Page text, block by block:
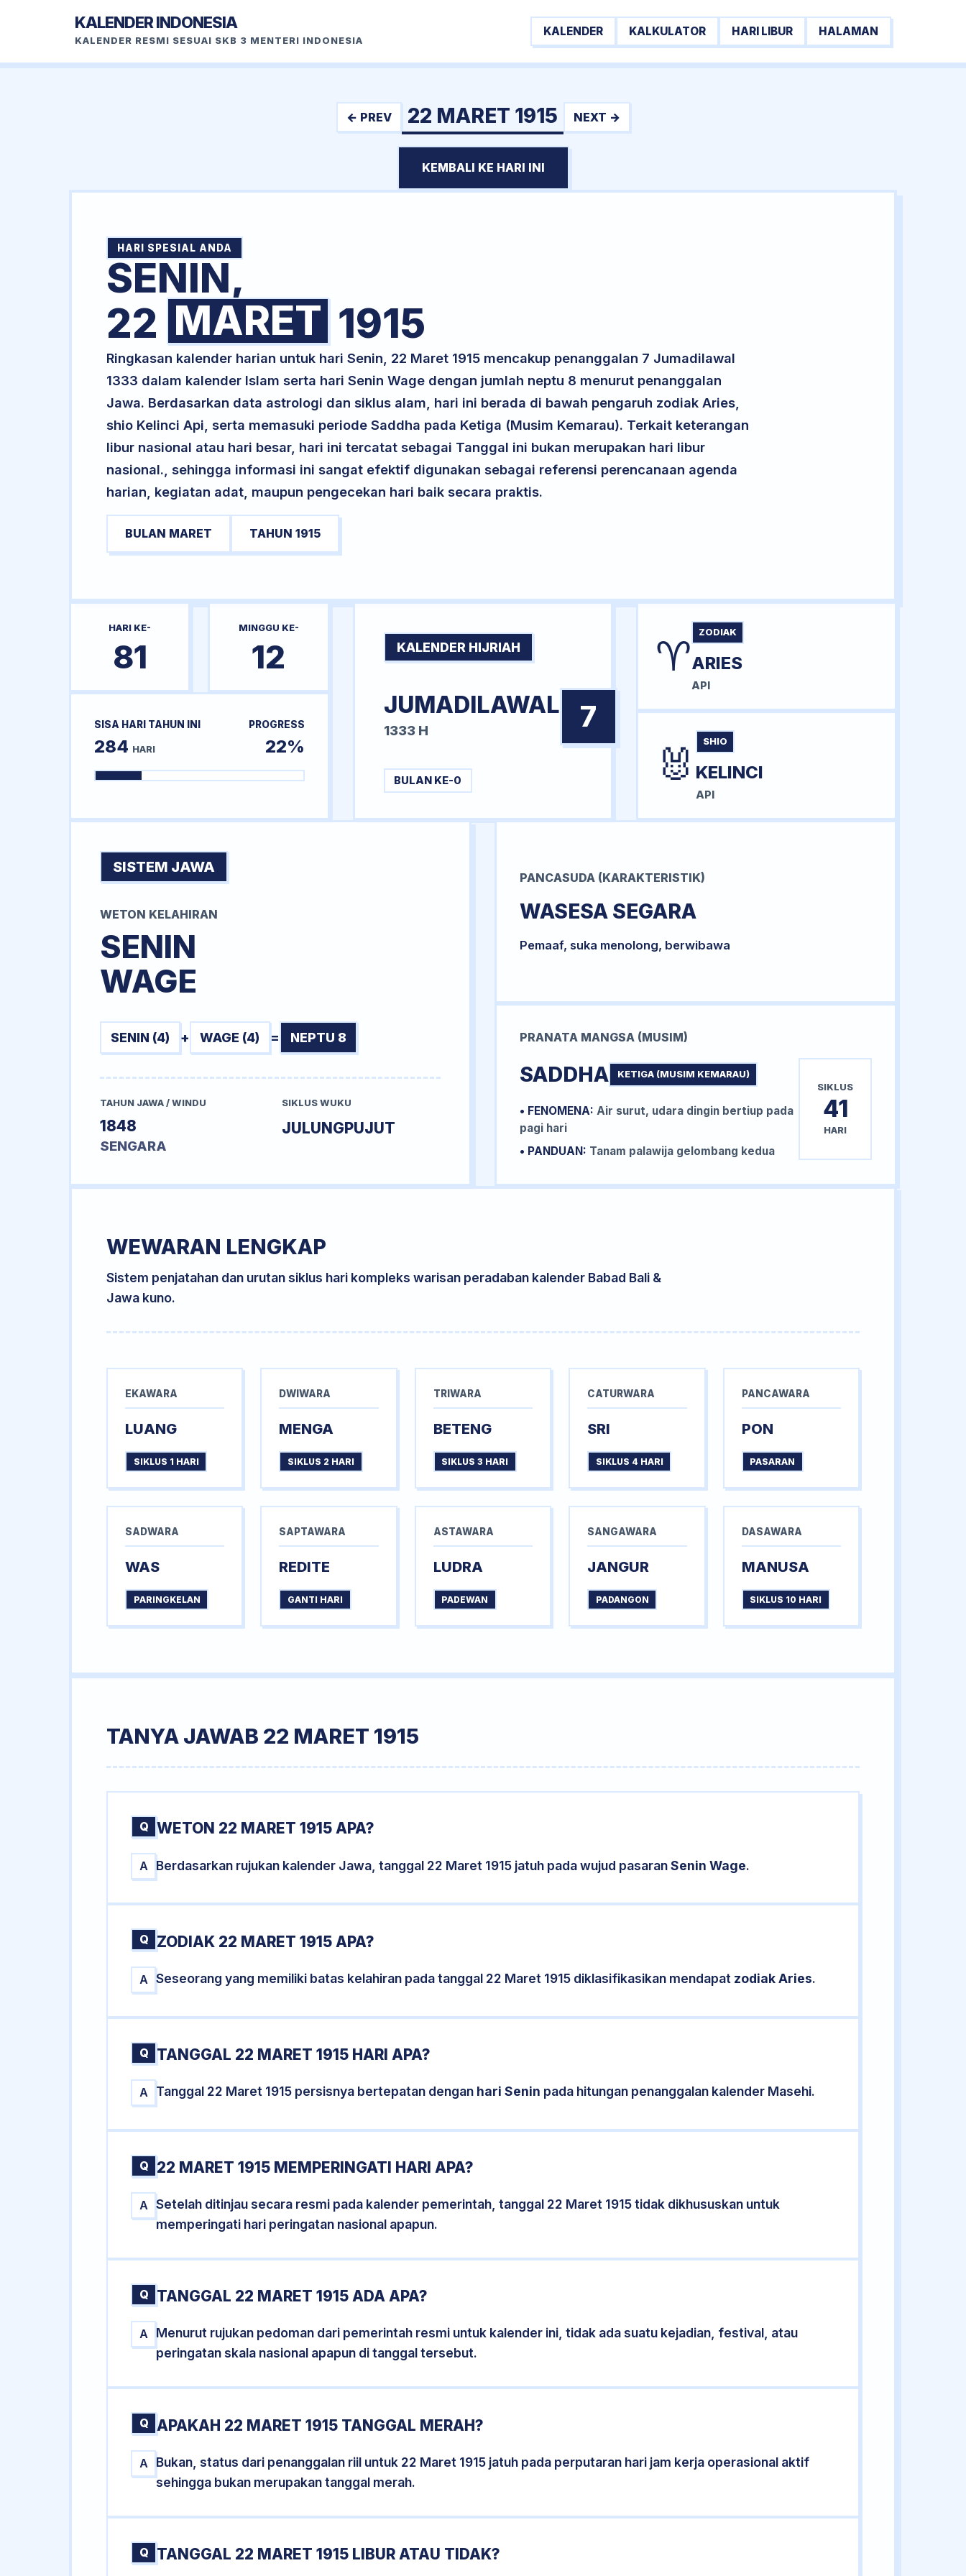
KALENDER INDONESIA
KALENDER RESMI SESUAI SKB 3 MENTERI INDONESIA
KALENDER KALKULATOR HARI LIBUR HALAMAN
← PREV 22 MARET 1915 NEXT →
KEMBALI KE HARI INI
HARI SPESIAL ANDA
SENIN,
22 MARET 1915
Ringkasan kalender harian untuk hari Senin, 22 Maret 1915 mencakup penanggalan 7 Jumadilawal
1333 dalam kalender Islam serta hari Senin Wage dengan jumlah neptu 8 menurut penanggalan
Jawa. Berdasarkan data astrologi dan siklus alam, hari ini berada di bawah pengaruh zodiak Aries,
shio Kelinci Api, serta memasuki periode Saddha pada Ketiga (Musim Kemarau). Terkait keterangan
libur nasional atau hari besar, hari ini tercatat sebagai Tanggal ini bukan merupakan hari libur
nasional., sehingga informasi ini sangat efektif digunakan sebagai referensi perencanaan agenda
harian, kegiatan adat, maupun pengecekan hari baik secara praktis.
BULAN MARET TAHUN 1915
HARI KE-
81
MINGGU KE-
12
SISA HARI TAHUN INI
284 HARI
PROGRESS
22%
KALENDER HIJRIAH
JUMADILAWAL
1333 H 7
BULAN KE-0
♈ ZODIAK
ARIES
API
🐰 SHIO
KELINCI
API
SISTEM JAWA
WETON KELAHIRAN
SENIN
WAGE
SENIN (4) + WAGE (4) = NEPTU 8
TAHUN JAWA / WINDU
1848
SENGARA
SIKLUS WUKU
JULUNGPUJUT
PANCASUDA (KARAKTERISTIK)
WASESA SEGARA
Pemaaf, suka menolong, berwibawa
PRANATA MANGSA (MUSIM)
SADDHA KETIGA (MUSIM KEMARAU)
• FENOMENA: Air surut, udara dingin bertiup pada
pagi hari
• PANDUAN: Tanam palawija gelombang kedua
SIKLUS
41
HARI
WEWARAN LENGKAP
Sistem penjatahan dan urutan siklus hari kompleks warisan peradaban kalender Babad Bali &
Jawa kuno.
EKAWARA
LUANG
SIKLUS 1 HARI
DWIWARA
MENGA
SIKLUS 2 HARI
TRIWARA
BETENG
SIKLUS 3 HARI
CATURWARA
SRI
SIKLUS 4 HARI
PANCAWARA
PON
PASARAN
SADWARA
WAS
PARINGKELAN
SAPTAWARA
REDITE
GANTI HARI
ASTAWARA
LUDRA
PADEWAN
SANGAWARA
JANGUR
PADANGON
DASAWARA
MANUSA
SIKLUS 10 HARI
TANYA JAWAB 22 MARET 1915
Q WETON 22 MARET 1915 APA?
A Berdasarkan rujukan kalender Jawa, tanggal 22 Maret 1915 jatuh pada wujud pasaranSenin Wage.
Q ZODIAK 22 MARET 1915 APA?
A Seseorang yang memiliki batas kelahiran pada tanggal 22 Maret 1915 diklasifikasikan mendapat zodiak Aries.
Q TANGGAL 22 MARET 1915 HARI APA?
A Tanggal 22 Maret 1915 persisnya bertepatan dengan hari Senin pada hitungan penanggalan kalender Masehi.
Q 22 MARET 1915 MEMPERINGATI HARI APA?
A
Setelah ditinjau secara resmi pada kalender pemerintah, tanggal 22 Maret 1915 tidak dikhususkan untuk
memperingati hari peringatan nasional apapun.
Q TANGGAL 22 MARET 1915 ADA APA?
A
Menurut rujukan pedoman dari pemerintah resmi untuk kalender ini, tidak ada suatu kejadian, festival, atau
peringatan skala nasional apapun di tanggal tersebut.
Q APAKAH 22 MARET 1915 TANGGAL MERAH?
A
Bukan, status dari penanggalan riil untuk 22 Maret 1915 jatuh pada perputaran hari jam kerja operasional aktif
sehingga bukan merupakan tanggal merah.
Q TANGGAL 22 MARET 1915 LIBUR ATAU TIDAK?